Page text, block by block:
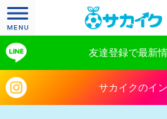
友達登録で最新
サカイクのイ